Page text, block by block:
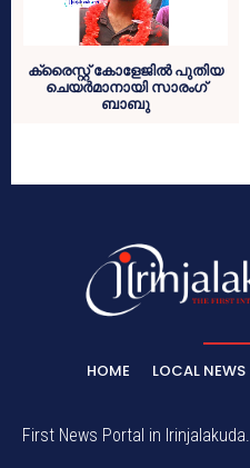
ക്രൈസ്റ്റ് കോളേജില്‍ പുതിയ
ചെയര്‍മാനായി സാരംഗ്
ബാബു
HOME LOCAL NEWS
First News Portal in Irinjalakuda.